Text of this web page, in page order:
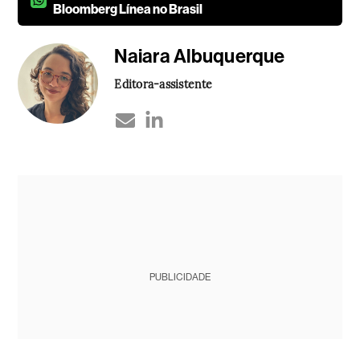
Bloomberg Línea no Brasil
Naiara Albuquerque
Editora-assistente
PUBLICIDADE